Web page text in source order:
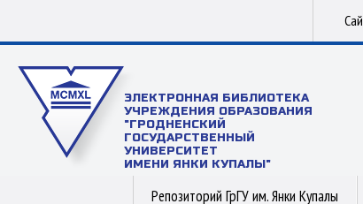
ЭЛЕКТРОННАЯ БИБЛИОТЕКА
УЧРЕЖДЕНИЯ ОБРАЗОВАНИЯ
"ГРОДНЕНСКИЙ
ГОСУДАРСТВЕННЫЙ
УНИВЕРСИТЕТ
ИМЕНИ ЯНКИ КУПАЛЫ"
Репозиторий ГрГУ им. Янки Купалы